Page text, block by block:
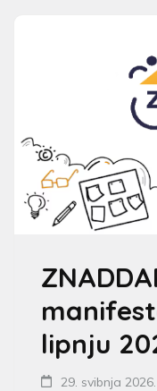
lipnju
29. svibnja 2026.